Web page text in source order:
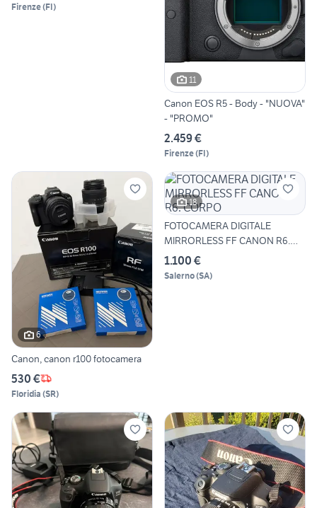
Firenze(FI)
11
Canon EOS R5 - Body - "NUOVA"
- "PROMO"
2.459 €
Firenze(FI)
6
Canon, canon r100 fotocamera
530 €
Floridia (SR)
18
FOTOCAMERA DIGITALE
MIRRORLESS FF CANON R6.
CORPO
1.100 €
Salerno(SA)